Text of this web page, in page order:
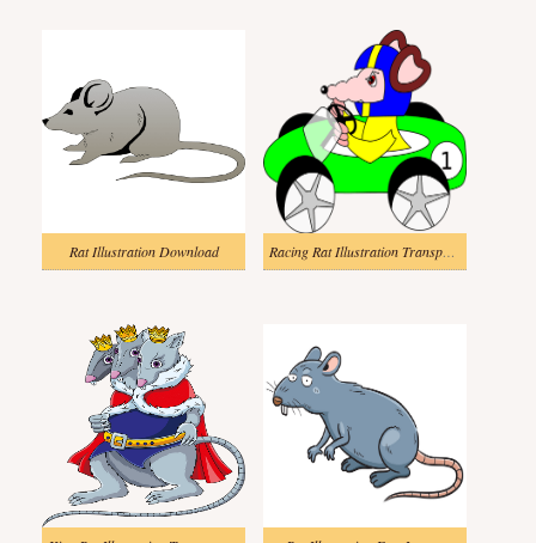
Rat Illustration Download Racing Rat Illustration Transparent